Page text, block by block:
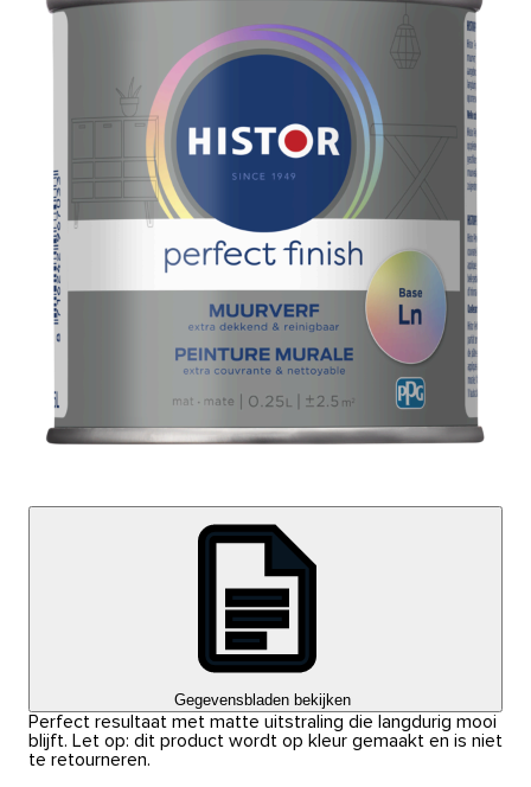
Gegevensbladen bekijken
Perfect resultaat met matte uitstraling die langdurig mooi
blijft. Let op: dit product wordt op kleur gemaakt en is niet
te retourneren.